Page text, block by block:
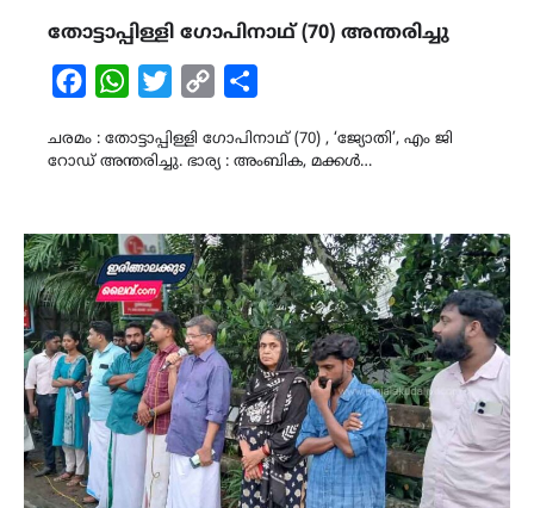
തോട്ടാപ്പിള്ളി ഗോപിനാഥ് (70) അന്തരിച്ചു
FacebookWhatsAppTwitterCopy
ചരമം : തോട്ടാപ്പിള്ളി ഗോപിനാഥ് (70) , ‘ജ്യോതി’, എം ജി
റോഡ് അന്തരിച്ചു. ഭാര്യ : അംബിക, മക്കൾ…